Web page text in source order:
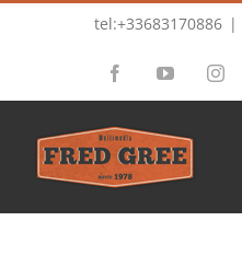
tel:+33683170886 |
FacebookYouTube